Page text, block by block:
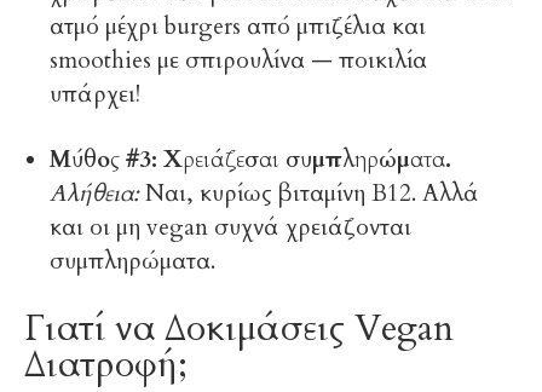
ατμό μέχρι burgers από μπιζέλια και
smoothies με σπιρουλίνα — ποικιλία
υπάρχει!
Μύθος #3: Χρειάζεσαι συμπληρώματα.
Αλήθεια:Ναι, κυρίως βιταμίνη Β12. Αλλά
και οι μη vegan συχνά χρειάζονται
συμπληρώματα.
Γιατί να Δοκιμάσεις Vegan
Διατροφή;